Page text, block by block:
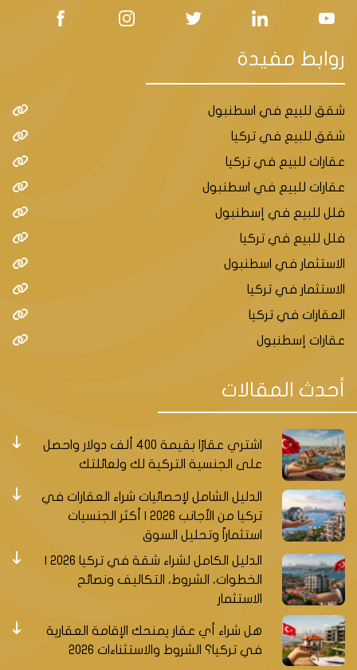
روابط مفيدة
شقق للبيع في اسطنبول
شقق للبيع في تركيا
عقارات للبيع في تركيا
عقارات للبيع في اسطنبول
فلل للبيع في إسطنبول
فلل للبيع في تركيا
الاستثمار في اسطنبول
الاستثمار في تركيا
العقارات في تركيا
عقارات إسطنبول
أحدث المقالات
اشتري عقارًا بقيمة 400 ألف دولار واحصل
على الجنسية التركية لك ولعائلتك
الدليل الشامل لإحصائيات شراء العقارات في
تركيا من الأجانب 2026 | أكثر الجنسيات
استثماراً وتحليل السوق
الدليل الكامل لشراء شقة في تركيا 2026 |
الخطوات، الشروط، التكاليف ونصائح
الاستثمار
هل شراء أي عقار يمنحك الإقامة العقارية
في تركيا؟ الشروط والاستثناءات 2026